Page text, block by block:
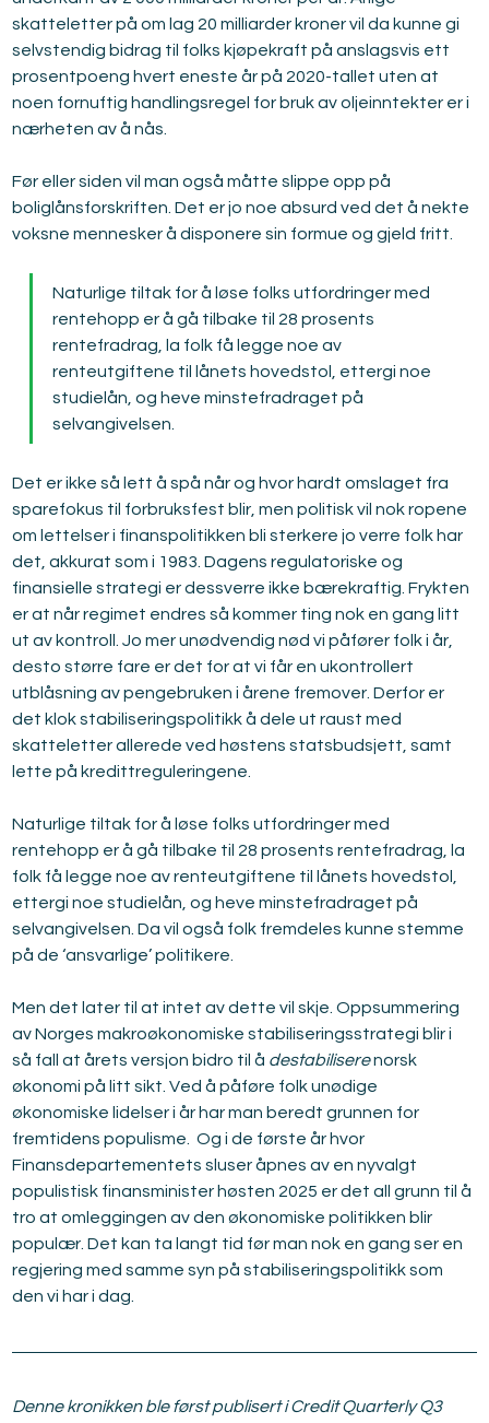
skatteletter på om lag 20 milliarder kroner vil da kunne gi
selvstendig bidrag til folks kjøpekraft på anslagsvis ett
prosentpoeng hvert eneste år på 2020-tallet uten at
noen fornuftig handlingsregel for bruk av oljeinntekter er i
nærheten av å nås.
Før eller siden vil man også måtte slippe opp på
boliglånsforskriften. Det er jo noe absurd ved det å nekte
voksne mennesker å disponere sin formue og gjeld fritt.
Naturlige tiltak for å løse folks utfordringer med
rentehopp er å gå tilbake til 28 prosents
rentefradrag, la folk få legge noe av
renteutgiftene til lånets hovedstol, ettergi noe
studielån, og heve minstefradraget på
selvangivelsen.
Det er ikke så lett å spå når og hvor hardt omslaget fra
sparefokus til forbruksfest blir, men politisk vil nok ropene
om lettelser i finanspolitikken bli sterkere jo verre folk har
det, akkurat som i 1983. Dagens regulatoriske og
finansielle strategi er dessverre ikke bærekraftig. Frykten
er at når regimet endres så kommer ting nok en gang litt
ut av kontroll. Jo mer unødvendig nød vi påfører folk i år,
desto større fare er det for at vi får en ukontrollert
utblåsning av pengebruken i årene fremover. Derfor er
det klok stabiliseringspolitikk å dele ut raust med
skatteletter allerede ved høstens statsbudsjett, samt
lette på kredittreguleringene.
Naturlige tiltak for å løse folks utfordringer med
rentehopp er å gå tilbake til 28 prosents rentefradrag, la
folk få legge noe av renteutgiftene til lånets hovedstol,
ettergi noe studielån, og heve minstefradraget på
selvangivelsen. Da vil også folk fremdeles kunne stemme
på de ‘ansvarlige’ politikere.
Men det later til at intet av dette vil skje. Oppsummering
av Norges makroøkonomiske stabiliseringsstrategi blir i
så fall at årets versjon bidro til å destabilisere norsk
økonomi på litt sikt. Ved å påføre folk unødige
økonomiske lidelser i år har man beredt grunnen for
fremtidens populisme.  Og i de første år hvor
Finansdepartementets sluser åpnes av en nyvalgt
populistisk finansminister høsten 2025 er det all grunn til å
tro at omleggingen av den økonomiske politikken blir
populær. Det kan ta langt tid før man nok en gang ser en
regjering med samme syn på stabiliseringspolitikk som
den vi har i dag.
Denne kronikken ble først publisert i Credit Quarterly Q3